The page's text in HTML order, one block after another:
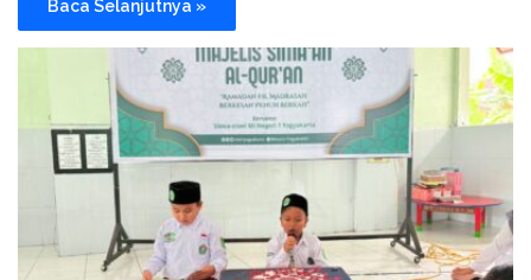
Baca Selanjutnya »